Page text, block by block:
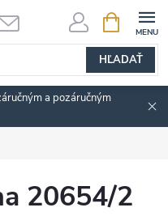
HĽADAŤ
KOŠÍK
a pozáručným
20654/2